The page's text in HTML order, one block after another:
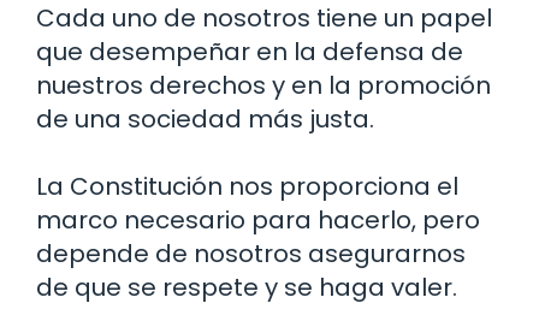
Cada uno de nosotros tiene un papel
que desempeñar en la defensa de
nuestros derechos y en la promoción
de una sociedad más justa.
La Constitución nos proporciona el
marco necesario para hacerlo, pero
depende de nosotros asegurarnos
de que se respete y se haga valer.